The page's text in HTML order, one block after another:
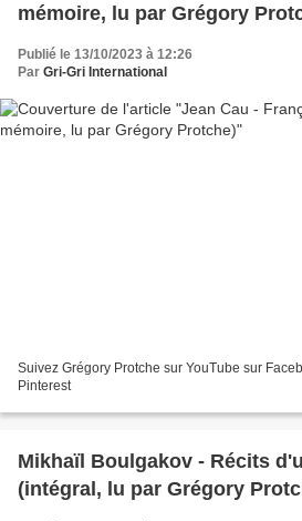
mémoire, lu par Grégory
Publié le 13/10/2023 à 12:26
Par Gri-Gri International
Suivez Grégory Protche sur YouTube sur
Pinterest
Mikhaïl Boulgakov - Récits
(intégral, lu par Grégory